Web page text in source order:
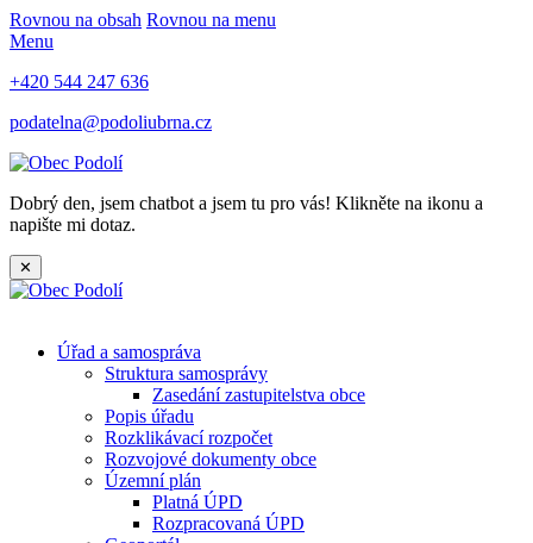
Rovnou na obsah Rovnou na menu
Menu
+420 544 247 636
podatelna@podoliubrna.cz
Dobrý den, jsem chatbot a jsem tu pro vás! Klikněte na ikonu a
napište mi dotaz.
✕
Úřad a samospráva
Struktura samosprávy
Zasedání zastupitelstva obce
Popis úřadu
Rozklikávací rozpočet
Rozvojové dokumenty obce
Územní plán
Platná ÚPD
Rozpracovaná ÚPD